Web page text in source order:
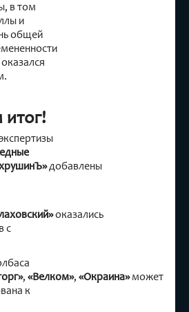
в том
и
общей
добавлены
оказались
с
, «Велком», «Окраина»может
к